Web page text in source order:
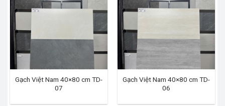
Gạch Việt Nam 40×80 cm TD-
07
Gạch Việt Nam 40×80 cm TD-
06